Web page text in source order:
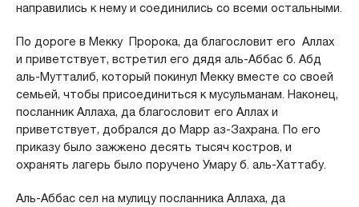
направились к нему и соединились со всеми остальными.
По дороге в Мекку Пророка, да благословит его Аллах
и приветствует, встретил его дядя аль-Аббас б. Абд
аль-Мутталиб, который покинул Мекку вместе со своей
семьей, чтобы присоединиться к мусульманам. Наконец,
посланник Аллаха, да благословит его Аллах и
приветствует, добрался до Марр аз-Захрана. По его
приказу было зажжено десять тысяч костров, и
охранять лагерь было поручено Умару б. аль-Хаттабу.
Аль-Аббас сел на мулицу посланника Аллаха, да